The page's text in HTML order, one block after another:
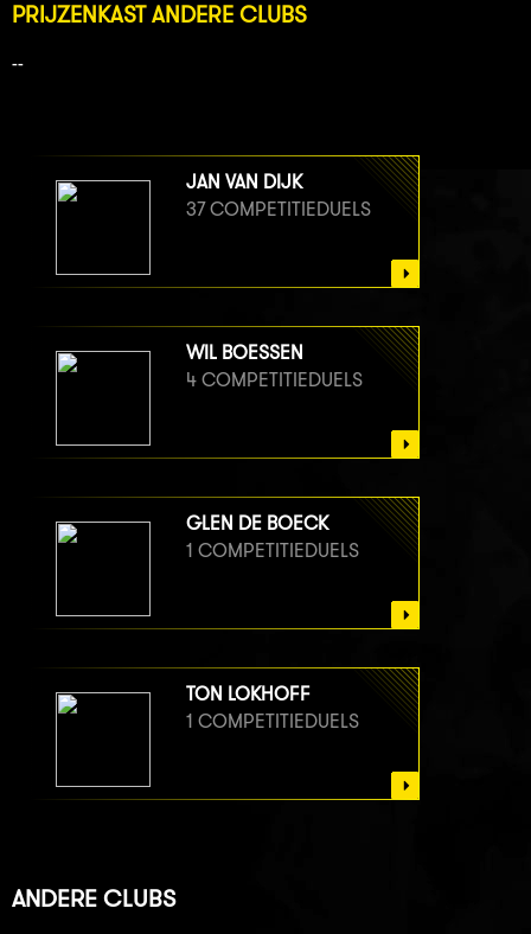
PRIJZENKAST ANDERE CLUBS
--
JAN VAN DIJK
37 COMPETITIEDUELS
WIL BOESSEN
4 COMPETITIEDUELS
GLEN DE BOECK
1 COMPETITIEDUELS
TON LOKHOFF
1 COMPETITIEDUELS
ANDERE CLUBS